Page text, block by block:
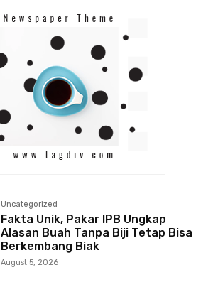
Uncategorized
Fakta Unik, Pakar IPB Ungkap
Alasan Buah Tanpa Biji Tetap Bisa
Berkembang Biak
August 5, 2026